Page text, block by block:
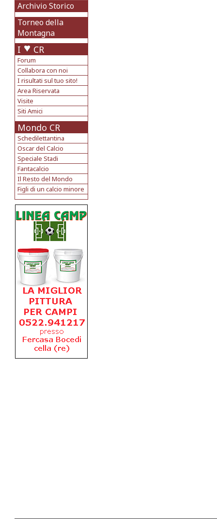
Archivio Storico
Torneo della
Montagna
I CR
Forum
Collabora con noi
I risultati sul tuo sito!
Area Riservata
Visite
Siti Amici
Mondo CR
Schedilettantina
Oscar del Calcio
Speciale Stadi
Fantacalcio
Il Resto del Mondo
Figli di un calcio minore